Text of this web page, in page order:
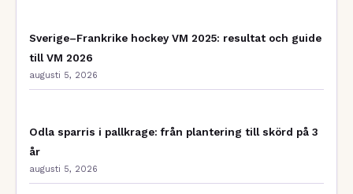
Sverige–Frankrike hockey VM 2025: resultat och guide
till VM 2026
augusti 5, 2026
Odla sparris i pallkrage: från plantering till skörd på 3
år
augusti 5, 2026